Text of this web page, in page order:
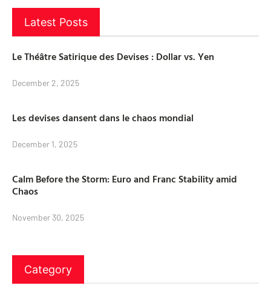
Latest Posts
Le Théâtre Satirique des Devises : Dollar vs. Yen
December 2, 2025
Les devises dansent dans le chaos mondial
December 1, 2025
Calm Before the Storm: Euro and Franc Stability amid
Chaos
November 30, 2025
Category